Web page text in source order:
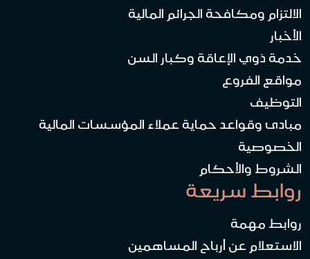
الالتزام ومكافحة الجرائم المالية
الأخبار
خدمة ذوي الإعاقة وكبار السن
مواقع الفروع
التوظيف
مبادئ وقواعد حماية عملاء المؤسسات المالية
الخصوصية
الشروط والأحكام
روابط سريعة
روابط مهمة
الاستعلام عن أرباح المساهمين